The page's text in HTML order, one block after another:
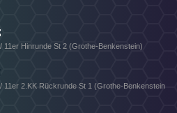
11er Hinrunde St 2 (Grothe-Benkenstein)
11er 2.KK Rückrunde St 1 (Grothe-Benkenstein